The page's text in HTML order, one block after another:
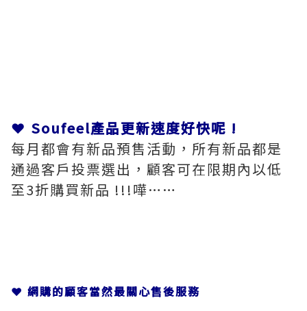
❤ Soufeel產品更新速度好快呢 !
每月都會有新品預售活動，所有新品都是
通過客戶投票選出，顧客可在限期內以低
至3折購買新品 !!!嘩……
❤ 網購的顧客當然最關心售後服務